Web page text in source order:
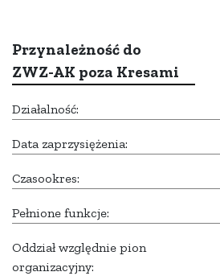
Przynależność do
ZWZ-AK poza Kresami
Działalność:
Data zaprzysiężenia:
Czasookres:
Pełnione funkcje:
Oddział względnie pion
organizacyjny: